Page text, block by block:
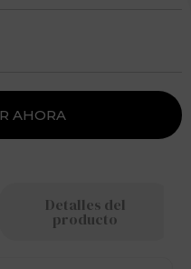
Detalles del
producto